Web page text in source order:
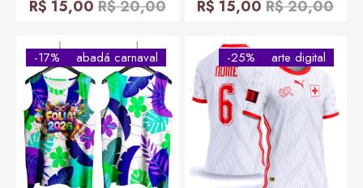
de
R$20,00
R$ 15,00
de
R$20,00
R$ 15,00
-17% abadá carnaval -25% arte digital